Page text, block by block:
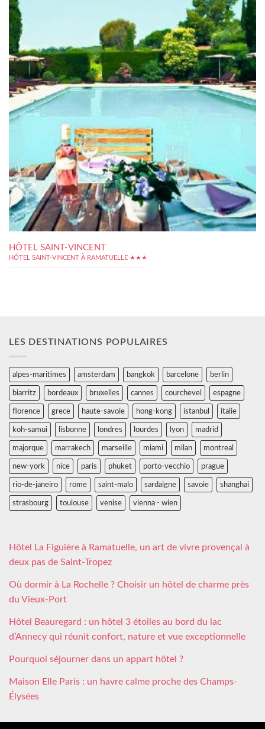
HÔTEL SAINT-VINCENT
HÔTEL SAINT-VINCENT À RAMATUELLE ★★★
LES DESTINATIONS POPULAIRES
alpes-maritimes amsterdam bangkok barcelone berlin
biarritz bordeaux bruxelles cannes courchevel espagne
florence grece haute-savoie hong-kong istanbul italie
koh-samui lisbonne londres lourdes lyon madrid
majorque marrakech marseille miami milan montreal
new-york nice paris phuket porto-vecchio prague
rio-de-janeiro rome saint-malo sardaigne savoie shanghai
strasbourg toulouse venise vienna - wien
Hôtel La Figuière à Ramatuelle, un art de vivre provençal à
deux pas de Saint-Tropez
Où dormir à La Rochelle ? Choisir un hôtel de charme près
du Vieux-Port
Hôtel Beauregard : un hôtel 3 étoiles au bord du lac
d’Annecy qui réunit confort, nature et vue exceptionnelle
Pourquoi séjourner dans un appart hôtel ?
Maison Elle Paris : un havre calme proche des Champs-
Élysées